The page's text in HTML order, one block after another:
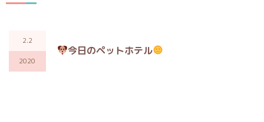
2.2
2020
今日のペットホテル